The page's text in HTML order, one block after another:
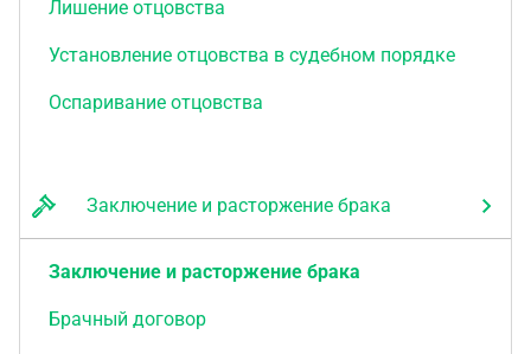
Лишение отцовства
Установление отцовства в судебном порядке
Оспаривание отцовства
Заключение и расторжение брака
Заключение и расторжение брака
Брачный договор